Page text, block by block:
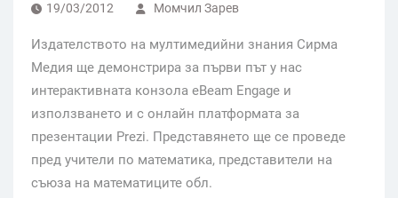
19/03/2012 Момчил Зарев
Издателството на мултимедийни знания Сирма
Медия ще демонстрира за първи път у нас
интерактивната конзола eBeam Engage и
използването и с онлайн платформата за
презентации Prezi. Представянето ще се проведе
пред учители по математика, представители на
съюза на математиците обл.